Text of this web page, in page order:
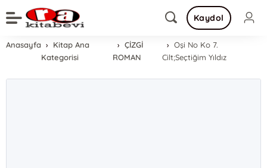
Kaydol
Anasayfa
Kitap Ana
Kategorisi
ÇİZGİ
ROMAN
Oşi No Ko 7.
Cilt;Seçtiğim Yıldız